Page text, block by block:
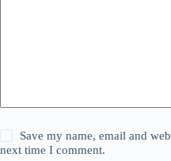
Save my name, email and
next time I comment.